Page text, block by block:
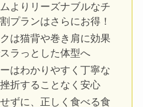
よりリーズナブルなチ
プランはさらにお得！
は猫背や巻き肩に効果
ラっとした体型へ
はわかりやすく丁寧な
折することなく安心
ずに、正しく食べる食